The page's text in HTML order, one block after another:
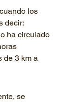
los
decir:
ha circulado
de 3 km a
se